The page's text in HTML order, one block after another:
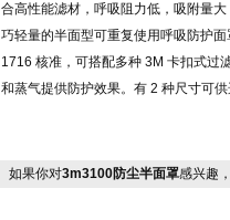
合高性能滤材，呼吸阻力低，吸附量
巧轻量的半面型可重复使用呼吸防护
1716 核准，可搭配多种 3M 卡扣式过
和蒸气提供防护效果。有 2 种尺寸可
如果你对3m3100防尘半面罩感兴趣